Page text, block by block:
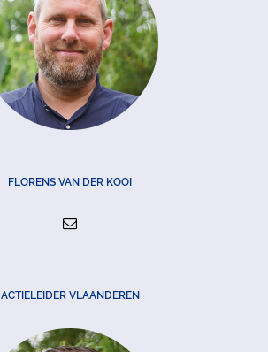
FLORENS VAN DER KOOI
ACTIELEIDER VLAANDEREN